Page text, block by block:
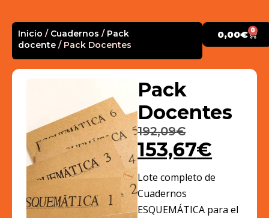
Inicio / Cuadernos / Pack
docente / Pack Docentes
0,00€ 0
Pack
Docentes
192,09€
153,67€
Lote completo de
Cuadernos
ESQUEMÁTICA para el